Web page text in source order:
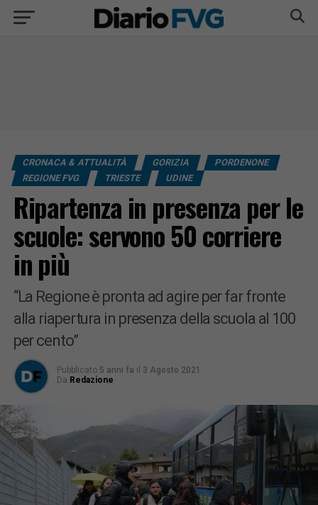
CRONACA & ATTUALITÀ GORIZIA
PORDENONE
REGIONE FVG
TRIESTE UDINE
Ripartenza in presenza per le
scuole: servono 50 corriere
in più
“La Regione è pronta ad agire per far fronte
alla riapertura in presenza della scuola al 100
per cento”
Pubblicato 5 anni fa il 3 Agosto 2021
Da Redazione